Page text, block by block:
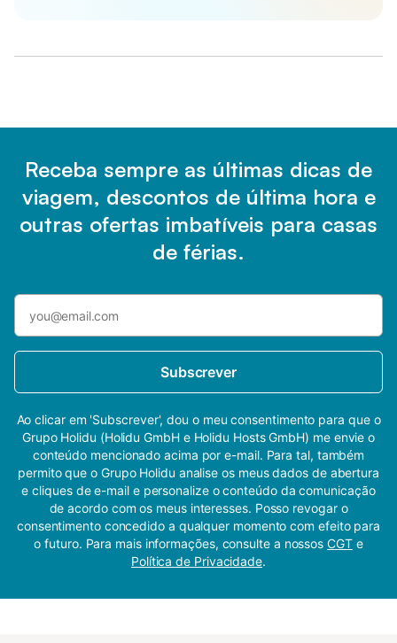
Receba sempre as últimas dicas de
viagem, descontos de última hora e
outras ofertas imbatíveis para casas
de férias.
Subscrever
Ao clicar em 'Subscrever', dou o meu consentimento para que o
Grupo Holidu (Holidu GmbH e Holidu Hosts GmbH) me envie o
conteúdo mencionado acima por e-mail. Para tal, também
permito que o Grupo Holidu analise os meus dados de abertura
e cliques de e-mail e personalize o conteúdo da comunicação
de acordo com os meus interesses. Posso revogar o
consentimento concedido a qualquer momento com efeito para
o futuro. Para mais informações, consulte a nossosCGTe
Política de Privacidade.